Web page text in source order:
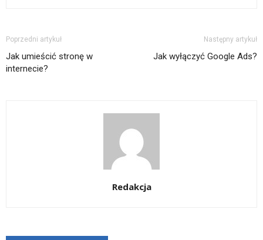
Poprzedni artykuł
Jak umieścić stronę w
internecie?
Następny artykuł
Jak wyłączyć Google Ads?
Redakcja